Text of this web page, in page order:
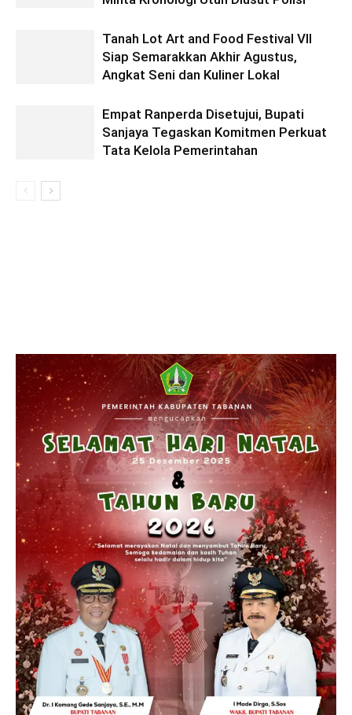
Tanah Lot Art and Food Festival VII
Siap Semarakkan Akhir Agustus,
Angkat Seni dan Kuliner Lokal
Empat Ranperda Disetujui, Bupati
Sanjaya Tegaskan Komitmen Perkuat
Tata Kelola Pemerintahan